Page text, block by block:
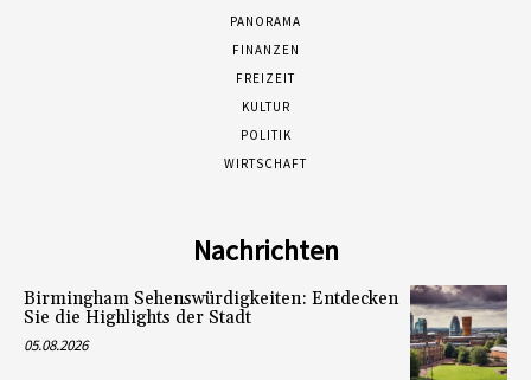
PANORAMA
FINANZEN
FREIZEIT
KULTUR
POLITIK
WIRTSCHAFT
Nachrichten
Birmingham Sehenswürdigkeiten: Entdecken
Sie die Highlights der Stadt
05.08.2026